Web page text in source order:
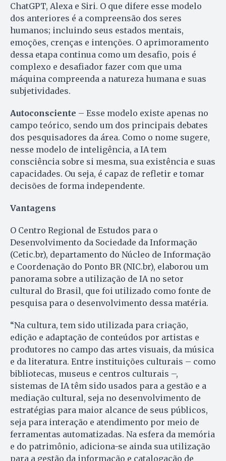
ChatGPT, Alexa e Siri. O que difere esse modelo
dos anteriores é a compreensão dos seres
humanos; incluindo seus estados mentais,
emoções, crenças e intenções. O aprimoramento
dessa etapa continua como um desafio, pois é
complexo e desafiador fazer com que uma
máquina compreenda a natureza humana e suas
subjetividades.
Autoconsciente – Esse modelo existe apenas no
campo teórico, sendo um dos principais debates
dos pesquisadores da área. Como o nome sugere,
nesse modelo de inteligência, a IA tem
consciência sobre si mesma, sua existência e suas
capacidades. Ou seja, é capaz de refletir e tomar
decisões de forma independente.
Vantagens
O Centro Regional de Estudos para o
Desenvolvimento da Sociedade da Informação
(Cetic.br), departamento do Núcleo de Informação
e Coordenação do Ponto BR (NIC.br), elaborou um
panorama sobre a utilização de IA no setor
cultural do Brasil, que foi utilizado como fonte de
pesquisa para o desenvolvimento dessa matéria.
“Na cultura, tem sido utilizada para criação,
edição e adaptação de conteúdos por artistas e
produtores no campo das artes visuais, da música
e da literatura. Entre instituições culturais – como
bibliotecas, museus e centros culturais –,
sistemas de IA têm sido usados para a gestão e a
mediação cultural, seja no desenvolvimento de
estratégias para maior alcance de seus públicos,
seja para interação e atendimento por meio de
ferramentas automatizadas. Na esfera da memória
e do patrimônio, adiciona-se ainda sua utilização
para a gestão da informação e catalogação de